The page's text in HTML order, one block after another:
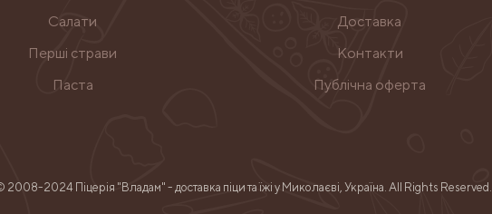
Салати
Перші страви
Паста
Доставка
Контакти
Публічна оферта
2008-2024 Піцерія "Владам" - доставка піци та їжі у Миколаєві, Україна. All Rights Reserved.